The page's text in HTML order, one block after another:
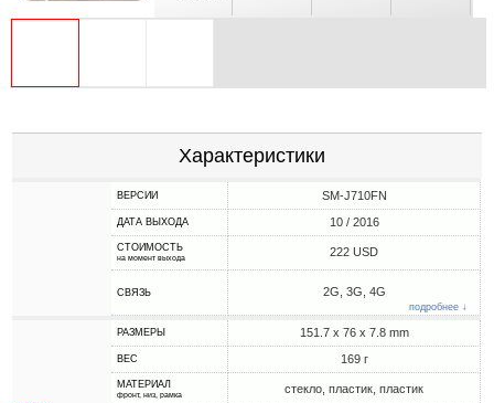
Характеристики
ВЕРСИИ SM-J710FN
ДАТА ВЫХОДА 10 / 2016
СТОИМОСТЬ
на момент выхода 222 USD
СВЯЗЬ 2G, 3G, 4G
подробнее ↓
РАЗМЕРЫ 151.7 x 76 x 7.8 mm
ВЕС 169 г
МАТЕРИАЛ
фронт, низ, рамка стекло, пластик, пластик